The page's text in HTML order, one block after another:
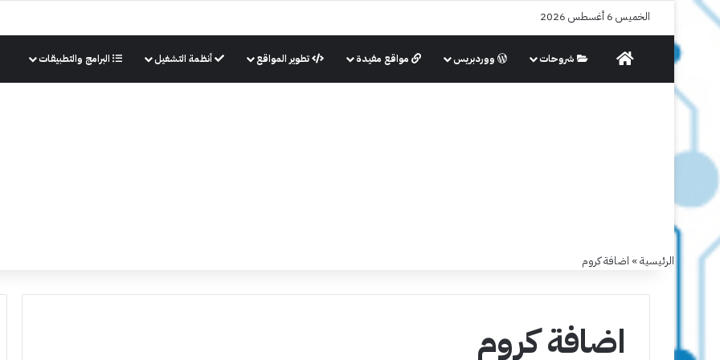
الخميس 6 أغسطس 2026
الرئيسية شروحات ووردبريس مواقع مفيدة تطوير المواقع أنظمة التشغيل البرامج والتطبيقات
الرئيسية» اضافة كروم
اضافة كروم